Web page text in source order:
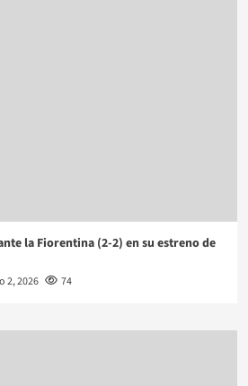
la Fiorentina (2-2) en su estreno de
2, 2026 74